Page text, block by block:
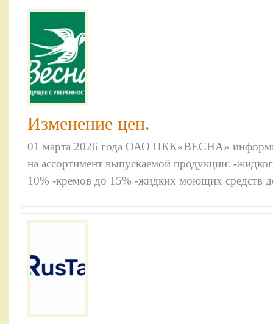
Изменение цен.
01 марта 2026 года ОАО ПКК«ВЕСНА»
на ассортимент выпускаемой продукции: -
10% -кремов до 15% -жидких моющих средств